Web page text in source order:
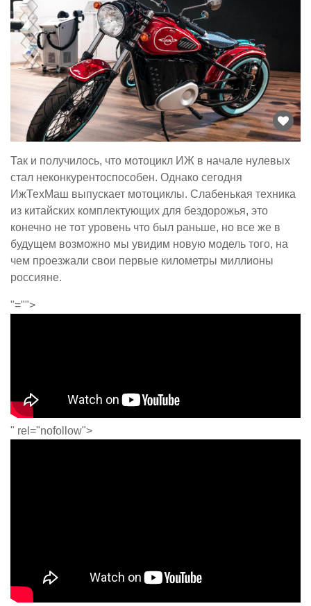
Так и получилось, что мотоцикл ИЖ в начале нулевых
стал неконкурентоспособен. Однако сегодня
ИжТехМаш выпускает мотоциклы. Слабенькая техника
из китайских комплектующих для бездорожья, это
конечно не тот уровень что был раньше, но все же в
будущем возможно мы увидим новую модель того, на
чем проезжали свои первые километры миллионы
россияне.
"="">
" rel="nofollow">